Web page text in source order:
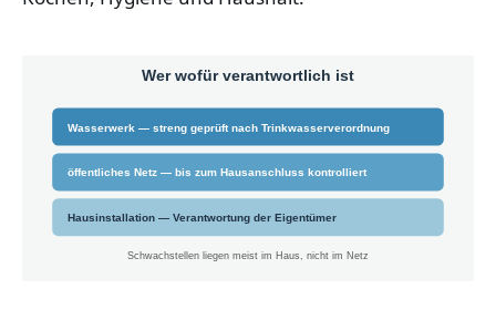
Wer wofür verantwortlich ist
Wasserwerk — streng geprüft nach Trinkwasserverordnung
öffentliches Netz — bis zum Hausanschluss kontrolliert
Hausinstallation — Verantwortung der Eigentümer
Schwachstellen liegen meist im Haus, nicht im Netz